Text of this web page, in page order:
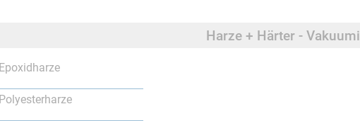
Harze + Härter -
Epoxidharze
Polyesterharze